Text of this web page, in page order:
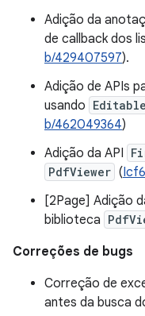
Adição da
de callback dos
b/429407597).
Adição de APIs
usando
b/462049364)
Adição da API
PdfViewer (
[2Page] Adição
biblioteca
Correções de bugs
Correção de
antes da busca